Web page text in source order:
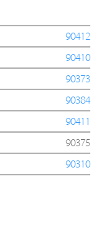
90412
90410
90373
90384
90411
90375
90310